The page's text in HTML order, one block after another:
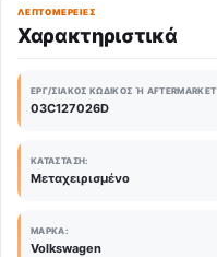
ΛΕΠΤΟΜΈΡΕΙΕΣ
Χαρακτηριστικά
ΕΡΓ/ΣΙΑΚΌΣ ΚΩΔΙΚΌΣ Ή AFTERMARKET:
03C127026D
ΚΑΤΆΣΤΑΣΗ:
Μεταχειρισμένο
ΜΆΡΚΑ:
Volkswagen